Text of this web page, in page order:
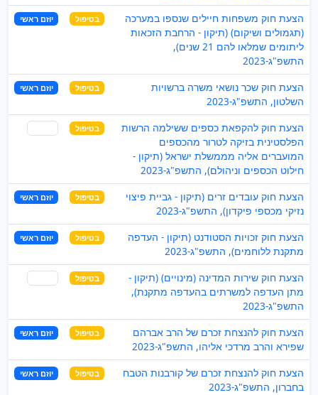
הצעת חוק משפחות חיילים שנספו במערכה
(תגמולים ושיקום) (תיקון - הרחבת הזכאות
ליתומים שמלאו להם 21 שנים),
התשפ"ג-2023
בטיפול יוזם ראשי
הצעת חוק שכר נושאי משרה ברשויות
השלטון, התשפ"ג-2023
בטיפול יוזם ראשי
הצעת חוק להקפאת כספים ששילמה הרשות
הפלסטינית בזיקה לטרור מהכספים
המועברים אליה מממשלת ישראל (תיקון -
חילוט הכספים וניהולם), התשפ"ג-2023
בטיפול
הצעת חוק עובדים זרים (תיקון - גביית פיצוי
נזיקי מכספי פיקדון), התשפ"ג-2023
בטיפול יוזם ראשי
הצעת חוק זכויות הסטודנט (תיקון - העדפה
מתקנת ללוחמים), התשפ"ג-2023
בטיפול יוזם ראשי
הצעת חוק שירות המדינה (מינויים) (תיקון -
מתן העדפה למשרתים בהעדפה מתקנת),
התשפ"ג-2023
בטיפול
הצעת חוק להנצחת זכרם של הרב אברהם
שפירא והרב מרדכי אליהו, התשפ"ג-2023
בטיפול יוזם ראשי
הצעת חוק להנצחת זכרם של קורבנות הטבח
בחברון, התשפ"ג-2023
בטיפול יוזם ראשי